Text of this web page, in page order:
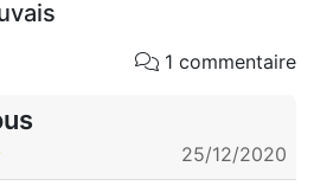
1 commentaire
25/12/2020